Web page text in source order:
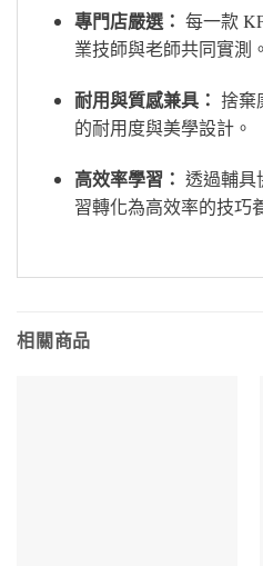
專門店嚴選： 每一款
業技師與老師共同實測。
耐用與質感兼具： 捨棄
的耐用度與美學設計。
高效率學習： 透過輔具
習轉化為高效率的技巧
相關商品